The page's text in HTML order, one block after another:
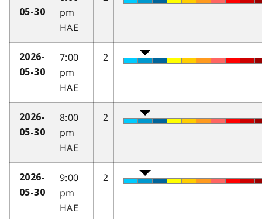
05-30
pm
HAE
2026-
05-30
7:00
pm
HAE
2
2026-
05-30
8:00
pm
HAE
2
2026-
05-30
9:00
pm
HAE
2